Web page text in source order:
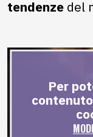
tendenze del
Per